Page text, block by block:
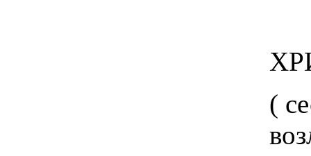
ХРИСТОС
( сесть где-
возле моря,